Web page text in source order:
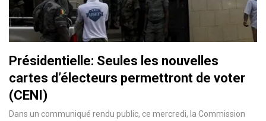
Présidentielle: Seules les nouvelles
cartes d’électeurs permettront de voter
(CENI)
Dans un communiqué rendu public, ce mercredi, la Commission